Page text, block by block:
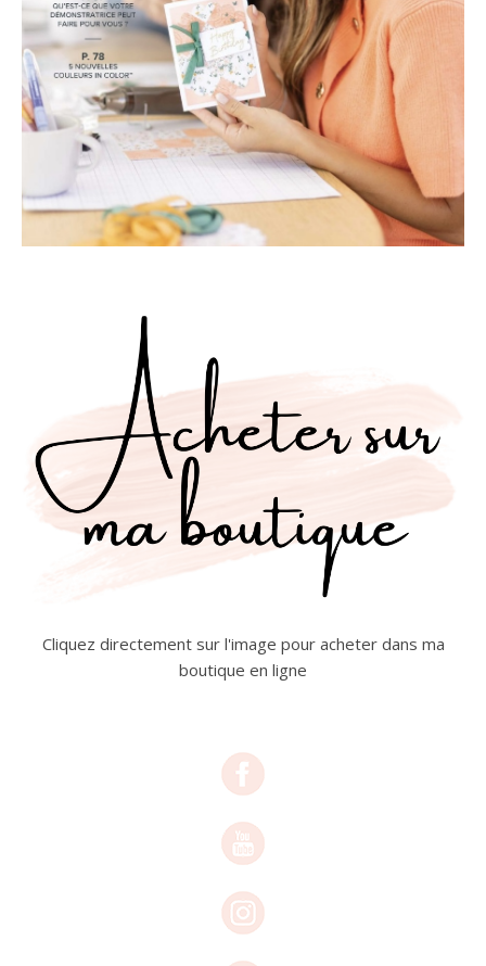
Cliquez directement sur l'image pour acheter dans ma
boutique en ligne